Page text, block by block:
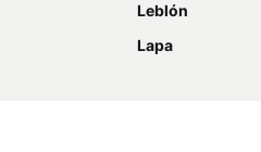
Leblón
Lapa